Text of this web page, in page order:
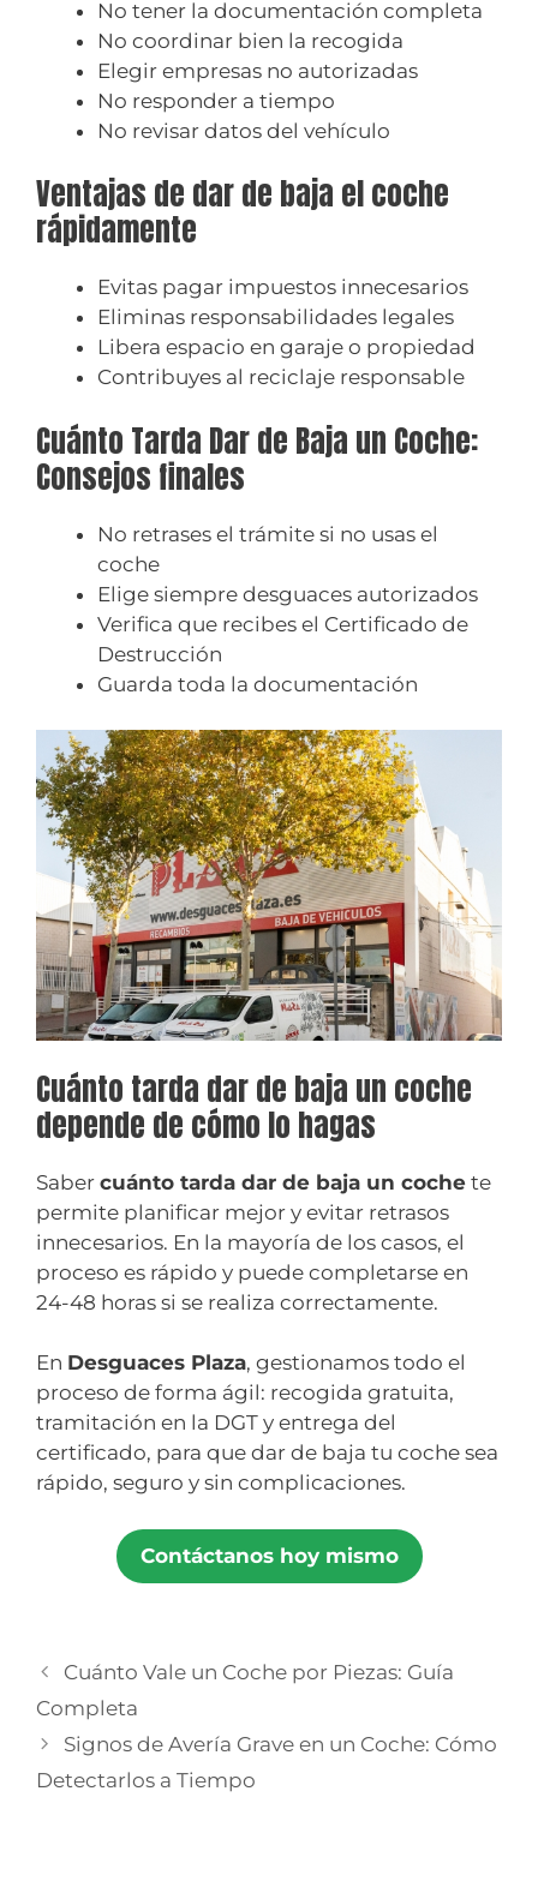
No tener la documentación completa
No coordinar bien la recogida
Elegir empresas no autorizadas
No responder a tiempo
No revisar datos del vehículo
Ventajas de dar de baja el coche
rápidamente
Evitas pagar impuestos innecesarios
Eliminas responsabilidades legales
Libera espacio en garaje o propiedad
Contribuyes al reciclaje responsable
Cuánto Tarda Dar de Baja un Coche:
Consejos finales
No retrases el trámite si no usas el
coche
Elige siempre desguaces autorizados
Verifica que recibes el Certificado de
Destrucción
Guarda toda la documentación
Cuánto tarda dar de baja un coche
depende de cómo lo hagas
Saber cuánto tarda dar de baja un coche te
permite planificar mejor y evitar retrasos
innecesarios. En la mayoría de los casos, el
proceso es rápido y puede completarse en
24-48 horas si se realiza correctamente.
En Desguaces Plaza, gestionamos todo el
proceso de forma ágil: recogida gratuita,
tramitación en la DGT y entrega del
certificado, para que dar de baja tu coche sea
rápido, seguro y sin complicaciones.
Contáctanos hoy mismo
Cuánto Vale un Coche por Piezas: Guía
Completa
Signos de Avería Grave en un Coche: Cómo
Detectarlos a Tiempo